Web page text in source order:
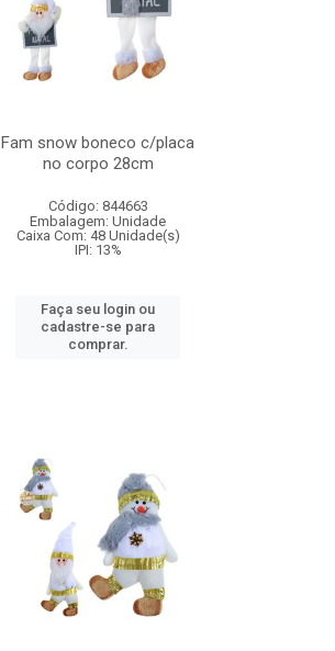
Fam snow boneco c/placa
no corpo 28cm
Código: 844663
Embalagem: Unidade
Caixa Com: 48 Unidade(s)
IPI: 13%
Faça seu login ou
cadastre-se para
comprar.